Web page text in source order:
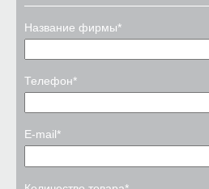
Название фирмы*
Телефон*
E-mail*